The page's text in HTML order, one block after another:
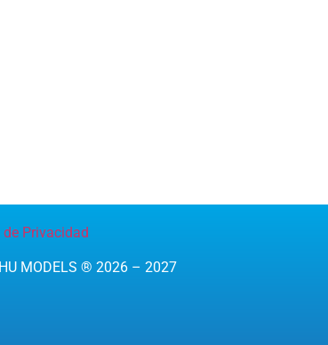
Privacidad
MODELS ® 2026 – 2027